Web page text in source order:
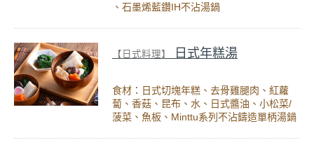
、石墨烯藍鑽IH不沾湯鍋
【日式料理】 日式年糕湯
食材：日式切塊年糕、去骨雞腿肉、紅蘿
蔔、香菇、昆布、水、日式醬油、小松菜/
菠菜、魚板、Minttu系列不沾鑄造單柄湯鍋